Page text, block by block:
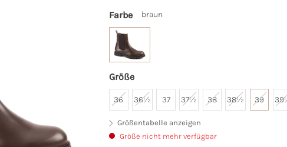
Farbe braun
Größe
36 36½ 37 37½ 38 38½ 39
Größentabelle anzeigen
Größe nicht mehr verfügbar